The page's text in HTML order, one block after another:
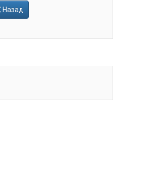
Назад